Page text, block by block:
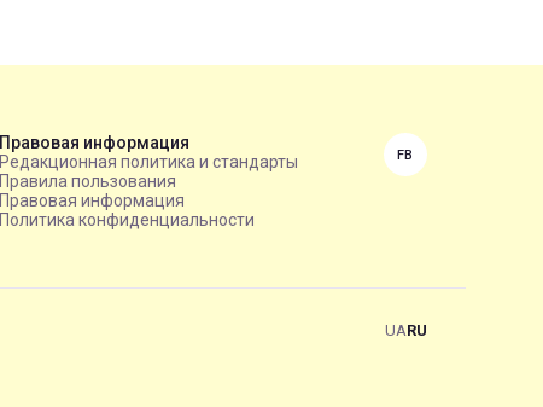
Правовая информация
Редакционная политика и стандарты
Правила пользования
Правовая информация
Политика конфиденциальности
FB
UARU